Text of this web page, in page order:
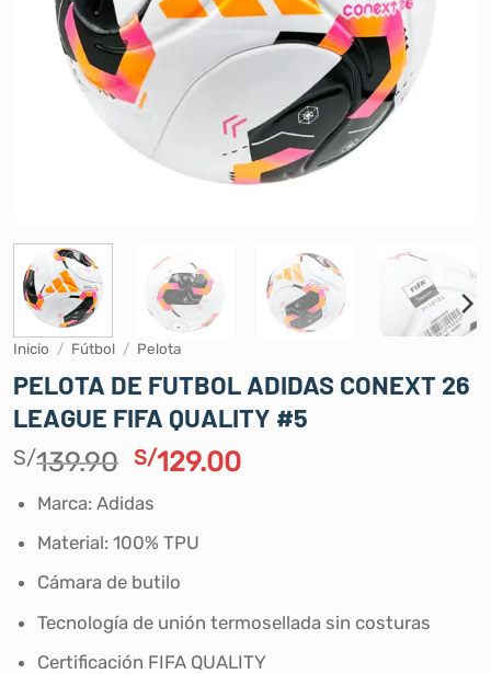
Inicio / Fútbol / Pelota
PELOTA DE FUTBOL ADIDAS CONEXT 26
LEAGUE FIFA QUALITY #5
S/139.90 El
original
era:
S/139.90.
S/129.00El
Marca: Adidas
Material: 100% TPU
Cámara de butilo
Tecnología de unión termosellada sin costuras
Certificación FIFA QUALITY